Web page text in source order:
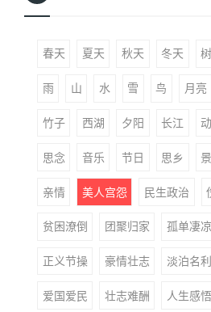
春天 夏天 秋天 冬天
雨 山 水 雪 鸟 月亮
竹子 西湖 夕阳 长江
思念 音乐 节日 思乡
亲情 美人宫怨 民生政治
贫困潦倒 团聚归家 孤单凄凉
正义节操 豪情壮志 淡泊名利
爱国爱民 壮志难酬 人生感悟